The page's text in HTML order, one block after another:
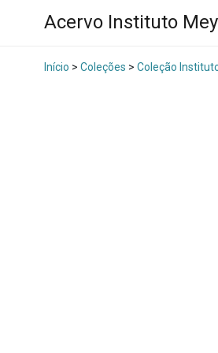
Acervo Instituto
Início > Coleções > Coleção